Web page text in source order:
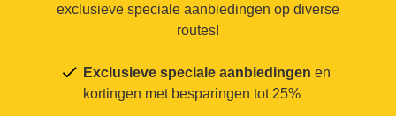
exclusieve speciale aanbiedingen op diverse
routes!
Exclusieve speciale aanbiedingen en
kortingen met besparingen tot 25%